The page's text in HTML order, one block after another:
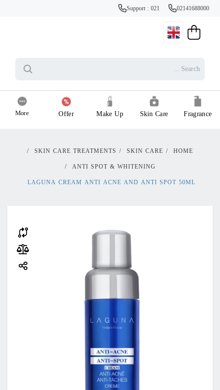
Support : 021 02141688000
Fragrance
Skin Care
Make Up
Offer
More
HOME
/
SKIN CARE
/
SKIN CARE TREATMENTS
/
ANTI SPOT & WHITENING
/
LAGUNA CREAM ANTI ACNE AND ANTI SPOT 50ML